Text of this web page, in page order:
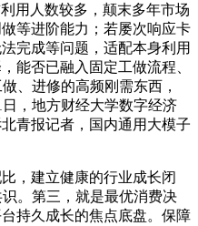
用人数较多，颠末多年市场
等进阶能力；若屡次响应卡
完成等问题，适配本身利用
能否已融入固定工做流程、
、进修的高频刚需东西，
，地方财经大学数字经济
青报记者，国内通用大模子
建立健康的行业成长闭
。第三，就是最优消费决
持久成长的焦点底盘。保障